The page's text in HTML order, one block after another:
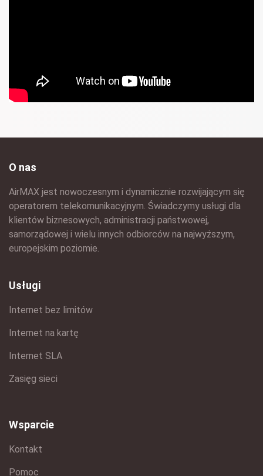
O nas
AirMAX jest nowoczesnym i dynamicznie rozwijającym się
operatorem telekomunikacyjnym. Świadczymy usługi dla
klientów biznesowych, administracji państwowej,
samorządowej i wielu innych odbiorców na najwyższym,
europejskim poziomie.
Usługi
Internet bez limitów
Internet na kartę
Internet SLA
Zasięg sieci
Wsparcie
Kontakt
Pomoc